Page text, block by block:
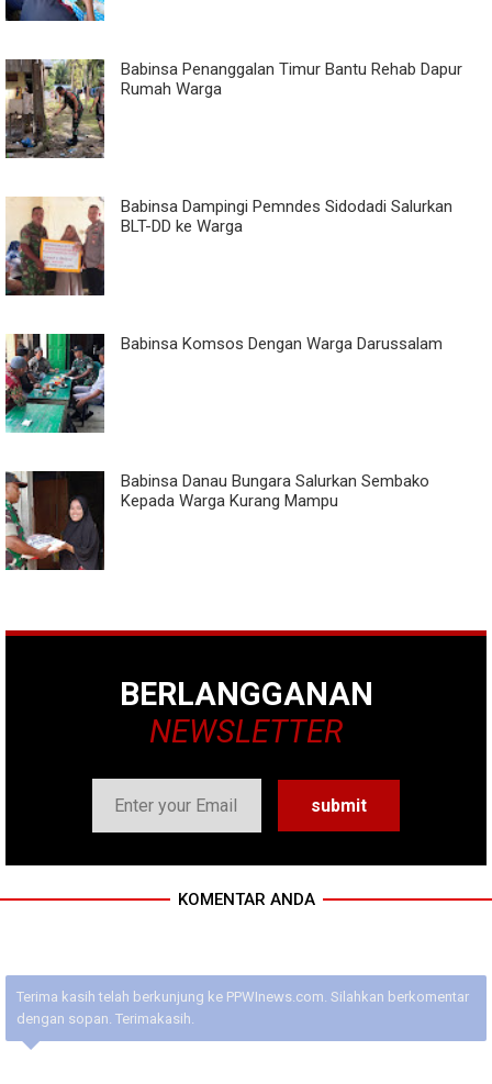
Babinsa Penanggalan Timur Bantu Rehab Dapur
Rumah Warga
Babinsa Dampingi Pemndes Sidodadi Salurkan
BLT-DD ke Warga
Babinsa Komsos Dengan Warga Darussalam
Babinsa Danau Bungara Salurkan Sembako
Kepada Warga Kurang Mampu
BERLANGGANAN
NEWSLETTER
KOMENTAR ANDA
Terima kasih telah berkunjung ke PPWInews.com. Silahkan berkomentar
dengan sopan. Terimakasih.